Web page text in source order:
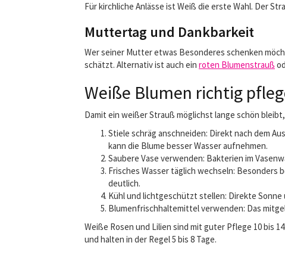
Für kirchliche Anlässe ist Weiß die erste Wahl. Der
Muttertag und Dankbarkeit
Wer seiner Mutter etwas Besonderes schenken
schätzt. Alternativ ist auch ein roten Blumenstrauß
Weiße Blumen richtig
Damit ein weißer Strauß möglichst lange schön
Stiele schräg anschneiden: Direkt nach dem
kann die Blume besser Wasser aufnehmen.
Saubere Vase verwenden: Bakterien im
Frisches Wasser täglich wechseln: Besonders
deutlich.
Kühl und lichtgeschützt stellen: Direkte Sonne
Blumenfrischhaltemittel verwenden: Das
Weiße Rosen und Lilien sind mit guter Pflege 10 bis
und halten in der Regel 5 bis 8 Tage.